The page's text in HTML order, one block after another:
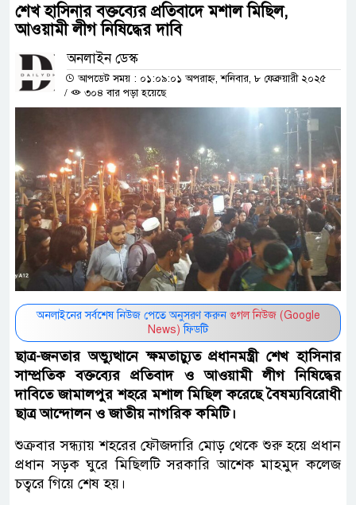
শেখ হাসিনার বক্তব্যের প্রতিবাদে মশাল মিছিল,
আওয়ামী লীগ নিষিদ্ধের দাবি
অনলাইন ডেস্ক
আপডেট সময় : ০১:০৯:০১ অপরাহ্ন, শনিবার, ৮ ফেব্রুয়ারী ২০২৫
/
৩০৪ বার পড়া হয়েছে
অনলাইনের সর্বশেষ নিউজ পেতে অনুসরণ করুন গুগল নিউজ (Google
News) ফিডটি
ছাত্র-জনতার অভ্যুত্থানে ক্ষমতাচ্যুত প্রধানমন্ত্রী শেখ হাসিনার
সাম্প্রতিক বক্তব্যের প্রতিবাদ ও আওয়ামী লীগ নিষিদ্ধের
দাবিতে জামালপুর শহরে মশাল মিছিল করেছে বৈষম্যবিরোধী
ছাত্র আন্দোলন ও জাতীয় নাগরিক কমিটি।
শুক্রবার সন্ধ্যায় শহরের ফৌজদারি মোড় থেকে শুরু হয়ে প্রধান
প্রধান সড়ক ঘুরে মিছিলটি সরকারি আশেক মাহমুদ কলেজ
চত্বরে গিয়ে শেষ হয়।